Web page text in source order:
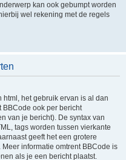
kan ook gebumpt worden
wel rekening met de regels
het gebruik ervan is al dan
ook per bericht
van je bericht). De syntax van
tags worden tussen vierkante
geeft het een grotere
informatie omtrent BBCode is
als je een bericht plaatst.